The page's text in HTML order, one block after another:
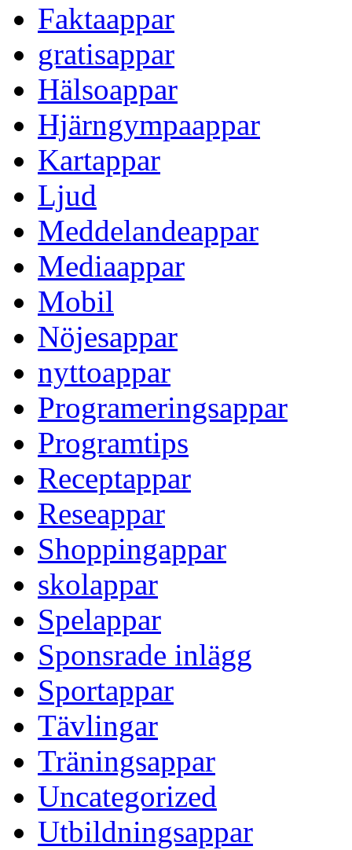
Faktaappar
gratisappar
Hälsoappar
Hjärngympaappar
Kartappar
Ljud
Meddelandeappar
Mediaappar
Mobil
Nöjesappar
nyttoappar
Programeringsappar
Programtips
Receptappar
Reseappar
Shoppingappar
skolappar
Spelappar
Sponsrade inlägg
Sportappar
Tävlingar
Träningsappar
Uncategorized
Utbildningsappar